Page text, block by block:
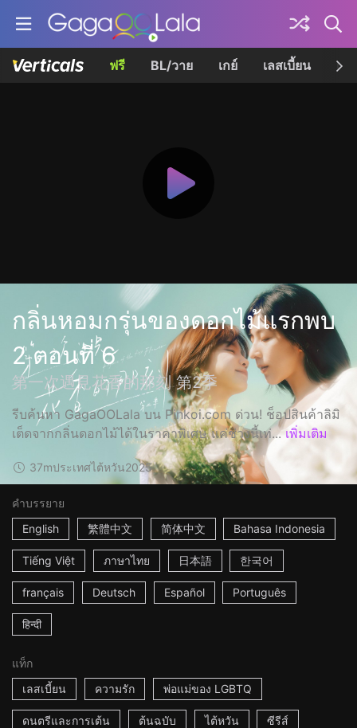
ฟรี BL/วาย เกย์ เลสเบี้ยน เค
กลิ่นหอมกรุ่นของดอกไม้แรกพบ
2 ตอนที่ 6
第一次遇見花香的那刻 第2季
รีบค้นหา GagaOOLala บน Pinkoi.com ด่วน! ช็อปสินค้าลิมิ
เต็ดจากกลิ่นดอกไม้ได้ในราคาพิเศษ แค่ช่วงนี้เท่... เพิ่มเติม
37mประเทศไต้หวัน2025
คำบรรยาย
English
繁體中文 简体中文 Bahasa Indonesia
Tiếng Việt ภาษาไทย 日本語 한국어
français Deutsch Español Português
हिन्दी
แท็ก
เลสเบี้ยน
ความรัก พ่อแม่ของ LGBTQ
ดนตรีและการเต้น ต้นฉบับ ไต้หวัน ซีรีส์